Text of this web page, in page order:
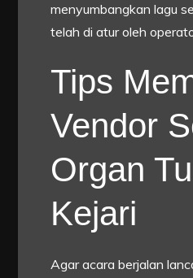
menyumbangkan lagu
telah di atur oleh
Tips
Vendor
Organ
Kejari
Agar acara berjalan